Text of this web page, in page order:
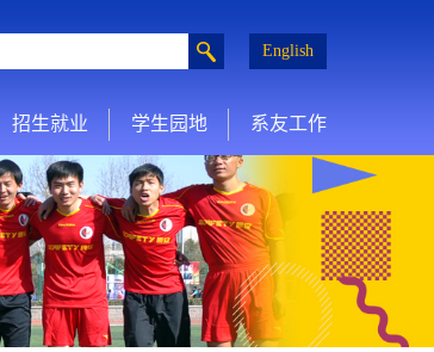
English
招生就业 学生园地 系友工作